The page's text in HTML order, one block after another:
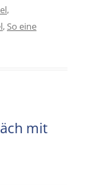
,
,So eine
mit